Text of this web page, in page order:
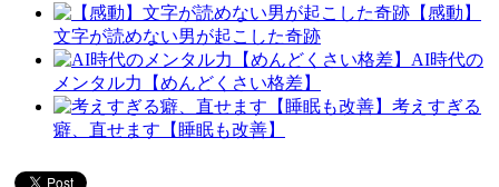
【感動】
文字が読めない男が起こした奇跡
AI時代の
メンタル力【めんどくさい格差】
考えすぎる
癖、直せます【睡眠も改善】